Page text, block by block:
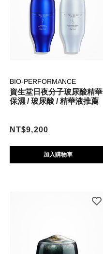
BIO-PERFORMANCE
資生堂日夜分子玻尿酸精華
保濕 / 玻尿酸 / 精華液推薦
NT$9,200
加入購物車